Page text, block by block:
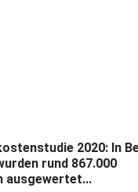
2020: In
rund 867.000
ausgewertet...